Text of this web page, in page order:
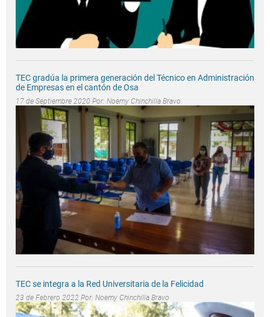
TEC gradúa la primera generación del Técnico en Administración
de Empresas en el cantón de Osa
17 de Septiembre 2020 Por: Noemy Chinchilla Bravo
TEC se integra a la Red Universitaria de la Felicidad
23 de Febrero 2022 Por: Noemy Chinchilla Bravo